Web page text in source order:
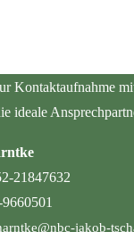
Kontaktaufnahme
ideale
21847632
jakob-